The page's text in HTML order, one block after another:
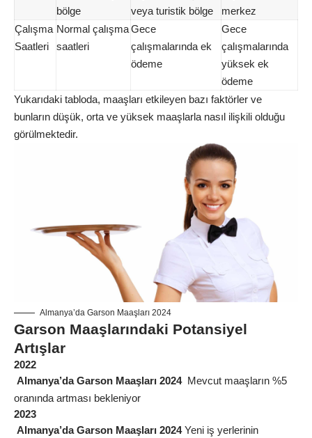
bölge
veya turistik bölge
merkez
Çalışma
Saatleri
Normal çalışma
saatleri
Gece
çalışmalarında ek
ödeme
Gece
çalışmalarında
yüksek ek
ödeme
Yukarıdaki tabloda, maaşları etkileyen bazı faktörler ve
bunların düşük, orta ve yüksek maaşlarla nasıl ilişkili olduğu
görülmektedir.
Almanya’da Garson Maaşları 2024
Garson Maaşlarındaki Potansiyel
Artışlar
2022
Almanya’da Garson Maaşları 2024Mevcut maaşların %5
oranında artması bekleniyor
2023
Almanya’da Garson Maaşları 2024Yeni iş yerlerinin